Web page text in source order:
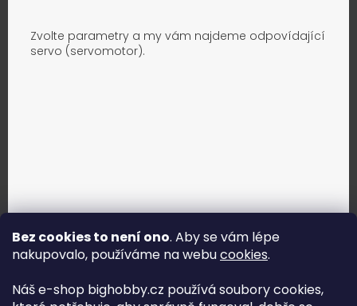
Bez cookies to není ono. Aby se vám lépe
nakupovalo, používáme na webucookies.
Náš e-shop bighobby.cz používá soubory cookies,
Zvolte parametry a my vám najdeme odpovídající
servo (servomotor).
Jak vybrat správné servo?